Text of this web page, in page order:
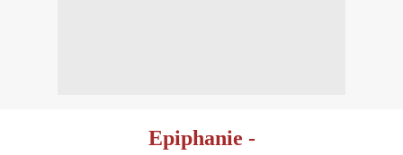
Epiphanie -